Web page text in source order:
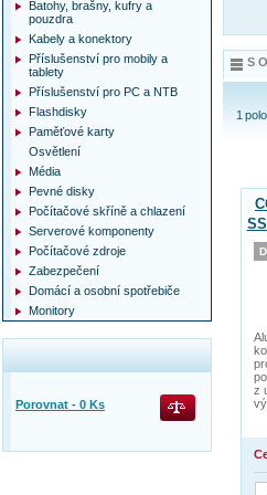
S
1
z
Batohy, brašny, kufry a
pouzdra
Kabely a konektory
Příslušenství pro mobily a
tablety
Příslušenství pro PC a NTB
Flashdisky
Paměťové karty
Osvětlení
Média
Pevné disky
Počítačové skříně a chlazení
Serverové komponenty
Počítačové zdroje
Zabezpečení
Domácí a osobní spotřebiče
Monitory
Porovnat - 0 Ks